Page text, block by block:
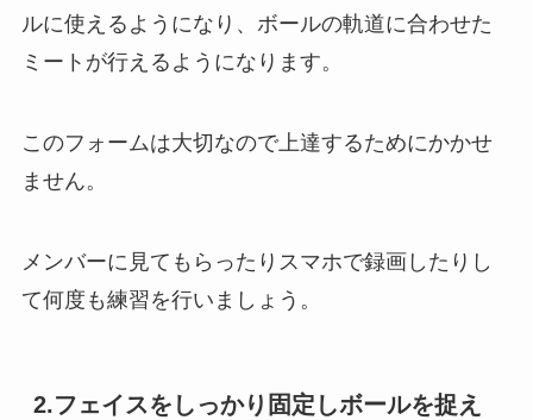
ルに使えるようになり、ボールの軌道に合わせた
ミートが行えるようになります。
このフォームは大切なので上達するためにかかせ
ません。
メンバーに見てもらったりスマホで録画したりし
て何度も練習を行いましょう。
2.フェイスをしっかり固定しボールを捉え